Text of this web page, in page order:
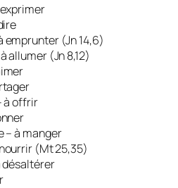
emprunter (Jn 14,6)
allumer (Jn 8,12)
à offrir
– à manger
(Mt 25,35)
désaltérer